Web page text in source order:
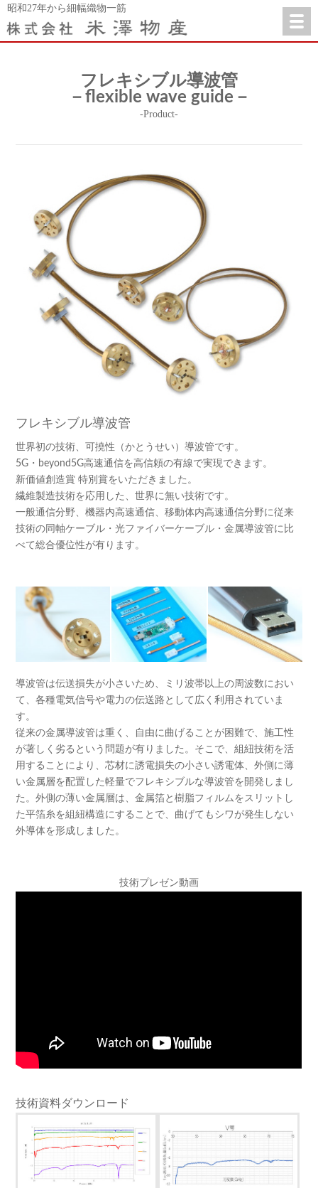
昭和27年から細幅織物一筋
フレキシブル導波管
－flexible wave guide－
-Product-
フレキシブル導波管
世界初の技術、可撓性（かとうせい）導波管です。
5G・beyond5G高速通信を高信頼の有線で実現できます。
新価値創造賞 特別賞をいただきました。
繊維製造技術を応用した、世界に無い技術です。
一般通信分野、機器内高速通信、移動体内高速通信分野に従来
技術の同軸ケーブル・光ファイバーケーブル・金属導波管に比
べて総合優位性が有ります。
導波管は伝送損失が小さいため、ミリ波帯以上の周波数におい
て、各種電気信号や電力の伝送路として広く利用されていま
す。
従来の金属導波管は重く、自由に曲げることが困難で、施工性
が著しく劣るという問題が有りました。そこで、組紐技術を活
用することにより、芯材に誘電損失の小さい誘電体、外側に薄
い金属層を配置した軽量でフレキシブルな導波管を開発しまし
た。外側の薄い金属層は、金属箔と樹脂フィルムをスリットし
た平箔糸を組紐構造にすることで、曲げてもシワが発生しない
外導体を形成しました。
技術プレゼン動画
技術資料ダウンロード